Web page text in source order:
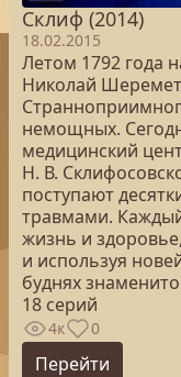
Склиф (2014)
18.02.2015
Летом 1792 года
Николай
немощных.
медицинский
Н. В.
поступают
травмами.
жизнь и
и используя
буднях
18 серий
4к 0
Перейти